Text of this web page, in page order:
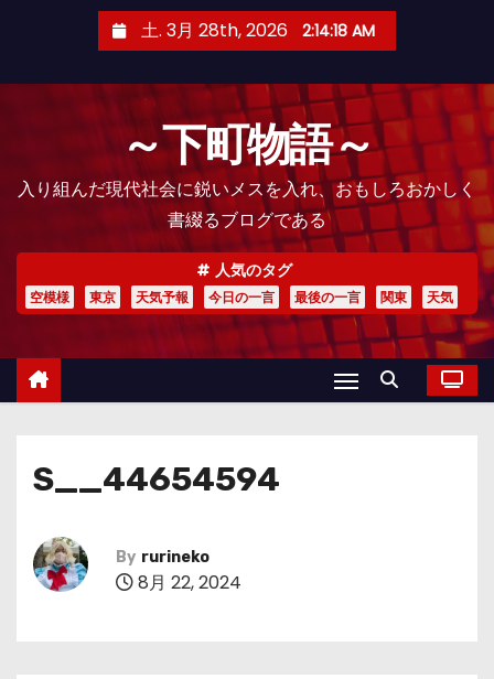
土. 3月 28th, 2026 2:14:20 AM
～下町物語～
入り組んだ現代社会に鋭いメスを入れ、おもしろおかしく
書綴るブログである
人気のタグ
空模様 東京 天気予報 今日の一言 最後の一言 関東 天気
S__44654594
By rurineko
8月 22, 2024